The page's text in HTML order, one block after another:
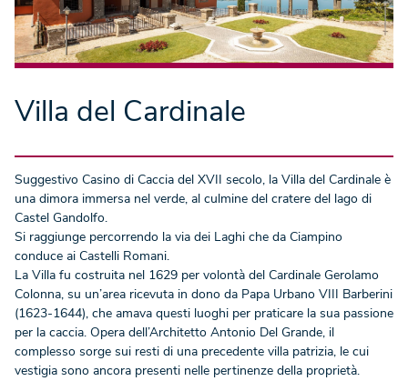
Villa del Cardinale
Suggestivo Casino di Caccia del XVII secolo, la Villa del Cardinale è
una dimora immersa nel verde, al culmine del cratere del lago di
Castel Gandolfo.
Si raggiunge percorrendo la via dei Laghi che da Ciampino
conduce ai Castelli Romani.
La Villa fu costruita nel 1629 per volontà del Cardinale Gerolamo
Colonna, su un’area ricevuta in dono da Papa Urbano VIII Barberini
(1623-1644), che amava questi luoghi per praticare la sua passione
per la caccia. Opera dell’Architetto Antonio Del Grande, il
complesso sorge sui resti di una precedente villa patrizia, le cui
vestigia sono ancora presenti nelle pertinenze della proprietà.